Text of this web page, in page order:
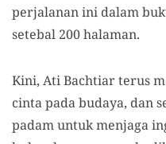
perjalanan ini dalam
setebal 200 halaman.
Kini, Ati Bachtiar terus
cinta pada budaya, dan
padam untuk menjaga